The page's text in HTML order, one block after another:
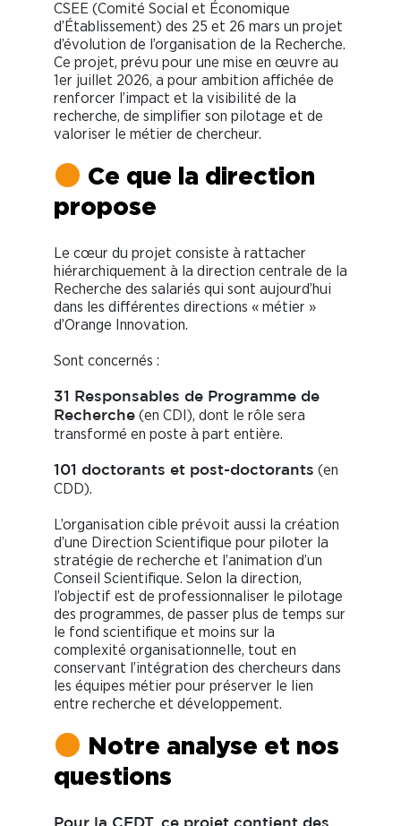
CSEE (Comité Social et Économique
d’Établissement) des 25 et 26 mars un projet
d’évolution de l’organisation de la Recherche.
Ce projet, prévu pour une mise en œuvre au
1er juillet 2026, a pour ambition affichée de
renforcer l’impact et la visibilité de la
recherche, de simplifier son pilotage et de
valoriser le métier de chercheur.
Ce que la direction
propose
Le cœur du projet consiste à rattacher
hiérarchiquement à la direction centrale de la
Recherche des salariés qui sont aujourd’hui
dans les différentes directions « métier »
d’Orange Innovation.
Sont concernés :
31 Responsables de Programme de
Recherche (en CDI), dont le rôle sera
transformé en poste à part entière.
101 doctorants et post-doctorants (en
CDD).
L’organisation cible prévoit aussi la création
d’une Direction Scientifique pour piloter la
stratégie de recherche et l’animation d’un
Conseil Scientifique. Selon la direction,
l’objectif est de professionnaliser le pilotage
des programmes, de passer plus de temps sur
le fond scientifique et moins sur la
complexité organisationnelle, tout en
conservant l’intégration des chercheurs dans
les équipes métier pour préserver le lien
entre recherche et développement.
Notre analyse et nos
questions